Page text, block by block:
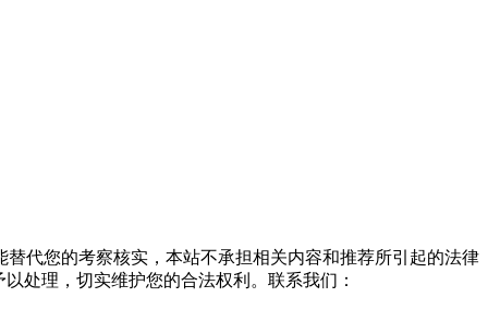
代您的考察核实，本站不承担相关内容和推荐所引起的法律
处理，切实维护您的合法权利。联系我们：